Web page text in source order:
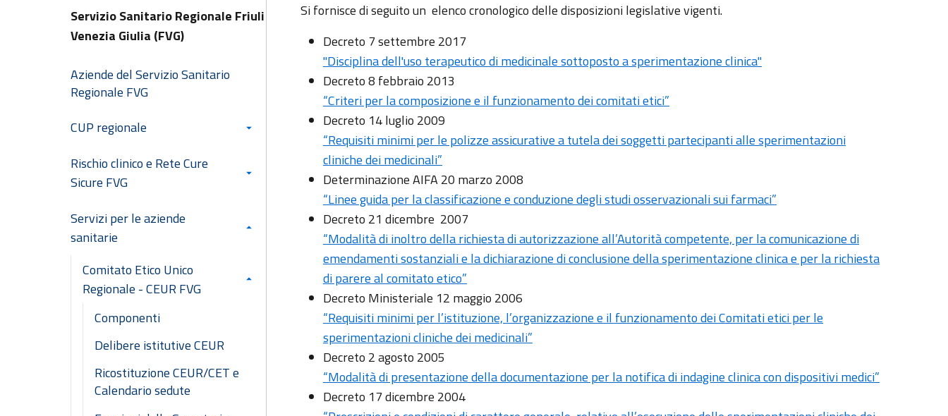
Servizio Sanitario Regionale Friuli
Venezia Giulia (FVG)
Aziende del Servizio Sanitario
Regionale FVG
CUP regionale
Rischio clinico e Rete Cure
Sicure FVG
Servizi per le aziende
sanitarie
Comitato Etico Unico
Regionale - CEUR FVG
Componenti
Delibere istitutive CEUR
Ricostituzione CEUR/CET e
Calendario sedute
Si fornisce di seguito un elenco cronologico delle disposizioni legislative vigenti.
Decreto 7 settembre 2017
"Disciplina dell'uso terapeutico di medicinale sottoposto a sperimentazione clinica"
Decreto 8 febbraio 2013
“Criteri per la composizione e il funzionamento dei comitati etici”
Decreto 14 luglio 2009
“Requisiti minimi per le polizze assicurative a tutela dei soggetti partecipanti alle sperimentazioni
cliniche dei medicinali”
Determinazione AIFA 20 marzo 2008
“Linee guida per la classificazione e conduzione degli studi osservazionali sui farmaci”
Decreto 21 dicembre 2007
“Modalità di inoltro della richiesta di autorizzazione all’Autorità competente, per la comunicazione di
emendamenti sostanziali e la dichiarazione di conclusione della sperimentazione clinica e per la richiesta
di parere al comitato etico”
Decreto Ministeriale 12 maggio 2006
“Requisiti minimi per l’istituzione, l’organizzazione e il funzionamento dei Comitati etici per le
sperimentazioni cliniche dei medicinali”
Decreto 2 agosto 2005
“Modalità di presentazione della documentazione per la notifica di indagine clinica con dispositivi medici”
Decreto 17 dicembre 2004